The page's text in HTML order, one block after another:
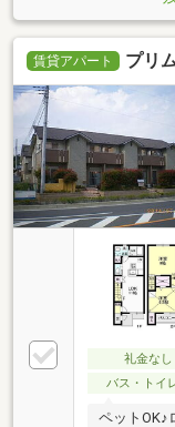
賃貸アパート プリ
礼金なし
バス・トイ
ペット